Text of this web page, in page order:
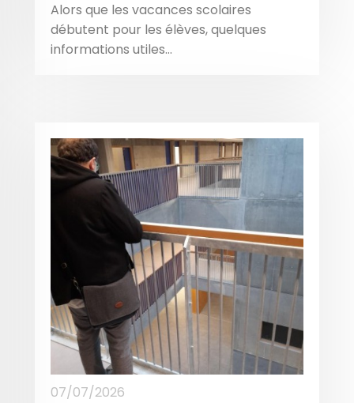
Alors que les vacances scolaires
débutent pour les élèves, quelques
informations utiles...
07/07/2026